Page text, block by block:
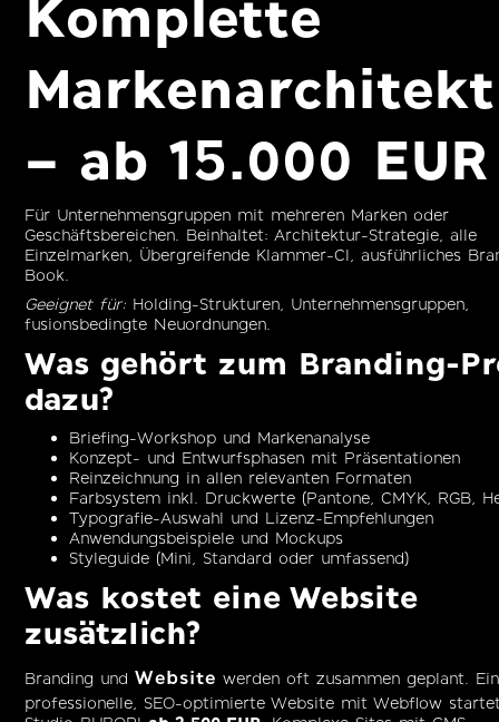
Komplette
– ab 15.000 EUR
Für Unternehmensgruppen mit mehreren Marken oder
Geschäftsbereichen. Beinhaltet: Architektur-Strategie, alle
Einzelmarken, Übergreifende Klammer-CI, ausführliches
Book.
Geeignet für: Holding-Strukturen, Unternehmensgruppen,
fusionsbedingte Neuordnungen.
Was gehört zum Branding-
dazu?
Briefing-Workshop und Markenanalyse
Konzept- und Entwurfsphasen mit Präsentationen
Reinzeichnung in allen relevanten Formaten
Farbsystem inkl. Druckwerte (Pantone, CMYK, RGB,
Typografie-Auswahl und Lizenz-Empfehlungen
Anwendungsbeispiele und Mockups
Styleguide (Mini, Standard oder umfassend)
Was kostet eine Website
zusätzlich?
Branding undWebsite werden oft zusammen geplant.
professionelle, SEO-optimierte Website mit Webflow